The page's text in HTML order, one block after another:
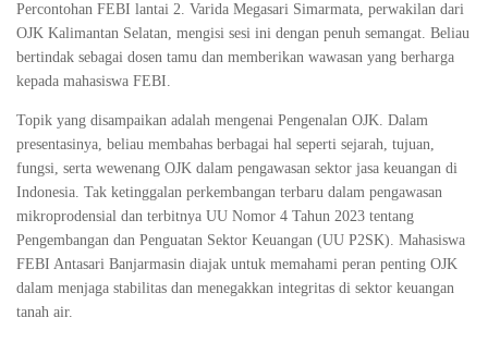
Percontohan FEBI lantai 2. Varida Megasari Simarmata, perwakilan dari
OJK Kalimantan Selatan, mengisi sesi ini dengan penuh semangat. Beliau
bertindak sebagai dosen tamu dan memberikan wawasan yang berharga
kepada mahasiswa FEBI.
Topik yang disampaikan adalah mengenai Pengenalan OJK. Dalam
presentasinya, beliau membahas berbagai hal seperti sejarah, tujuan,
fungsi, serta wewenang OJK dalam pengawasan sektor jasa keuangan di
Indonesia. Tak ketinggalan perkembangan terbaru dalam pengawasan
mikroprodensial dan terbitnya UU Nomor 4 Tahun 2023 tentang
Pengembangan dan Penguatan Sektor Keuangan (UU P2SK). Mahasiswa
FEBI Antasari Banjarmasin diajak untuk memahami peran penting OJK
dalam menjaga stabilitas dan menegakkan integritas di sektor keuangan
tanah air.